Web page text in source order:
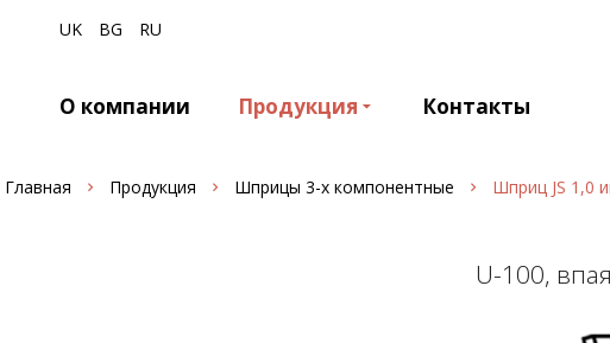
UK BG RU
О компании Продукция Контакты
Главная Продукция Шприцы 3-х компонентные Шприц JS 1,0
U-100,